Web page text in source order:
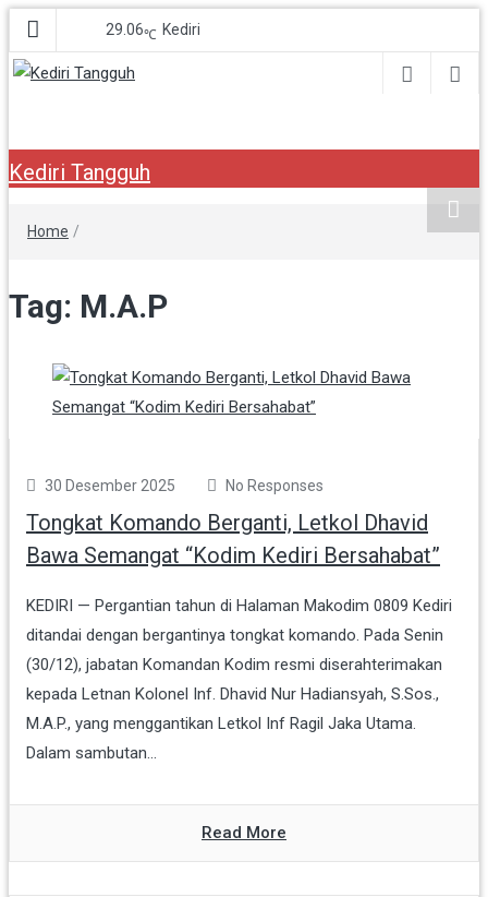
29.06℃ Kediri
Kediri Tangguh
Home /
Tag: M.A.P
30 Desember 2025 No Responses
Tongkat Komando Berganti, Letkol Dhavid
Bawa Semangat “Kodim Kediri Bersahabat”
KEDIRI — Pergantian tahun di Halaman Makodim 0809 Kediri
ditandai dengan bergantinya tongkat komando. Pada Senin
(30/12), jabatan Komandan Kodim resmi diserahterimakan
kepada Letnan Kolonel Inf. Dhavid Nur Hadiansyah, S.Sos.,
M.A.P., yang menggantikan Letkol Inf Ragil Jaka Utama.
Dalam sambutan...
Read More